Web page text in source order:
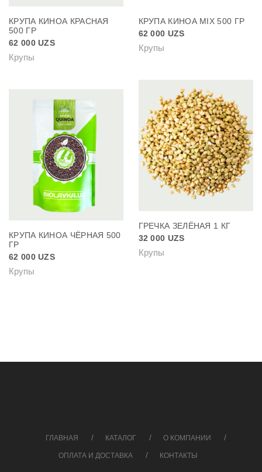
КРУПА КИНОА MIX 500 ГР
62 000 UZS
Крупы
КРУПА КИНОА КРАСНАЯ
500 ГР
62 000UZS
Крупы
ГРЕЧКА ЗЕЛЁНАЯ 1 КГ
32 000 UZS
Крупы
КРУПА КИНОА ЧЁРНАЯ 500
ГР
62 000UZS
Крупы
ГЛАВНАЯ КАТАЛОГ О КОМПАНИИ
ОПЛАТА И ДОСТАВКА КОНТАКТЫ